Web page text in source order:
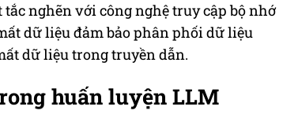
nghẽn với công nghệ truy cập bộ nhớ
dữ liệu đảm bảo phân phối dữ liệu
dữ liệu trong truyền dẫn.
huấn luyện LLM